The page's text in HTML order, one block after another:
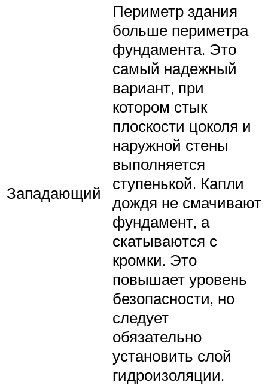
Западающий
Периметр здания
больше периметра
фундамента. Это
самый надежный
вариант, при
котором стык
плоскости цоколя и
наружной стены
выполняется
ступенькой. Капли
дождя не смачивают
фундамент, а
скатываются с
кромки. Это
повышает уровень
безопасности, но
следует
обязательно
установить слой
гидроизоляции.